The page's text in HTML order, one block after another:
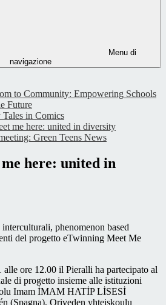
Menu di
navigazione
to Community: Empowering Schools
Future
in Comics
me here: united in diversity
Green Teens News
here: united in
phenomenon based
del progetto eTwinning Meet Me
ore 12.00 il Pieralli ha partecipato al
di progetto insieme alle istituzioni
Imam İMAM HATİP LİSESİ
(Spagna), Oriveden yhteiskoulu